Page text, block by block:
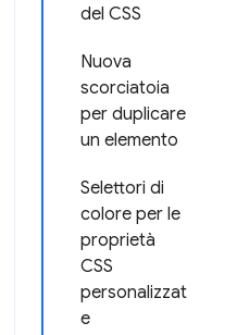
del CSS
Nuova
scorciatoia
per duplicare
un elemento
Selettori di
colore per le
proprietà
CSS
personalizzat
e